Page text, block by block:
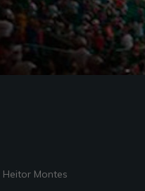
Heitor Montes